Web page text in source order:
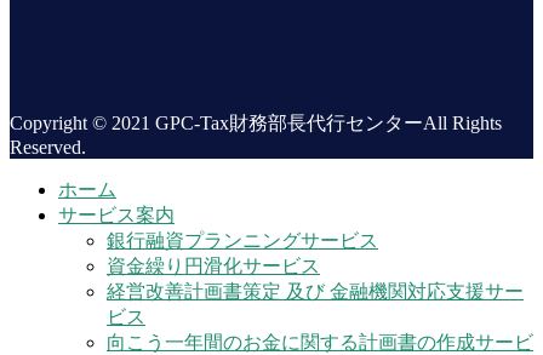
Copyright © 2021 GPC-Tax財務部長代行センターAll Rights
Reserved.
ホーム
サービス案内
銀行融資プランニングサービス
資金繰り円滑化サービス
経営改善計画書策定 及び 金融機関対応支援サー
ビス
向こう一年間のお金に関する計画書の作成サービ